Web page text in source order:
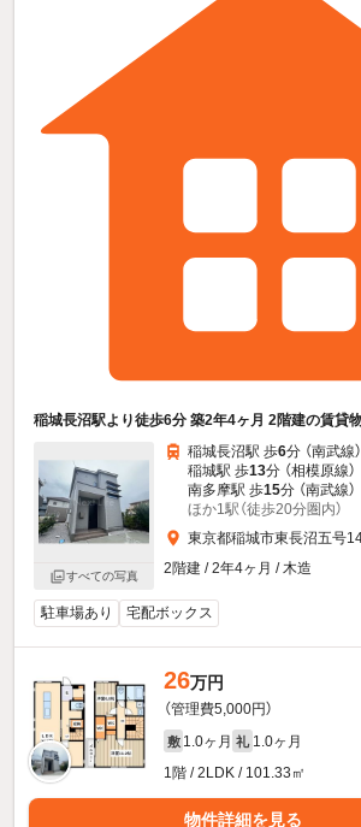
稲城長沼駅より徒歩6分 築2年4ヶ月 2階建の賃貸
すべての写真
稲城長沼駅 歩6分 （南武線）
稲城駅 歩13分 （相模原線）
南多摩駅 歩15分 （南武線）
ほか1駅（徒歩20分圏内）
東京都稲城市東長沼五号
2階建 / 2年4ヶ月 / 木造
駐車場あり 宅配ボックス
26万円
（管理費5,000円）
敷 1.0ヶ月 礼 1.0ヶ月
1階 / 2LDK / 101.33㎡
物件詳細を見る